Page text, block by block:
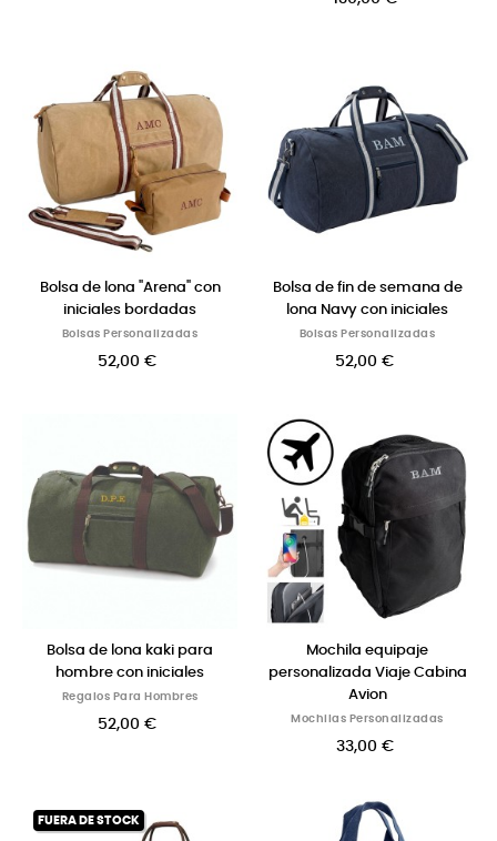
Bolsa de lona "Arena" con
iniciales bordadas
Bolsas Personalizadas
52,00 €
Bolsa de fin de semana de
lona Navy con iniciales
Bolsas Personalizadas
52,00 €
Bolsa de lona kaki para
hombre con iniciales
Regalos Para Hombres
52,00 €
Mochila equipaje
personalizada Viaje Cabina
Avion
Mochilas Personalizadas
33,00 €
FUERA DE STOCK